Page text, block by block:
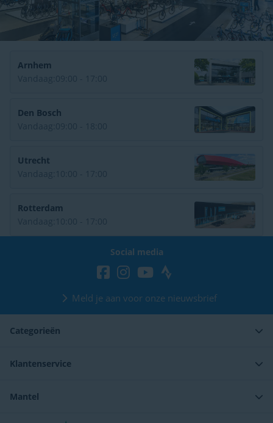
Arnhem
Den Bosch
Utrecht
Rotterdam
Social media
Meld je aan voor onze nieuwsbrief
Categorieën
Klantenservice
Mantel